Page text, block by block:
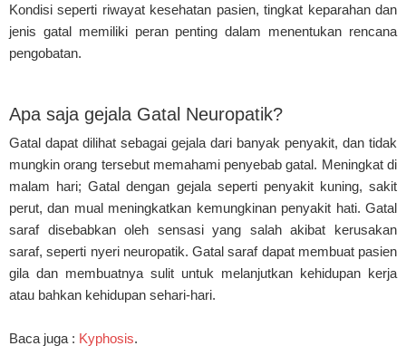
Kondisi seperti riwayat kesehatan pasien, tingkat keparahan dan
jenis gatal memiliki peran penting dalam menentukan rencana
pengobatan.
Apa saja gejala Gatal Neuropatik?
Gatal dapat dilihat sebagai gejala dari banyak penyakit, dan tidak
mungkin orang tersebut memahami penyebab gatal. Meningkat di
malam hari; Gatal dengan gejala seperti penyakit kuning, sakit
perut, dan mual meningkatkan kemungkinan penyakit hati. Gatal
saraf disebabkan oleh sensasi yang salah akibat kerusakan
saraf, seperti nyeri neuropatik. Gatal saraf dapat membuat pasien
gila dan membuatnya sulit untuk melanjutkan kehidupan kerja
atau bahkan kehidupan sehari-hari.
Baca juga : Kyphosis.